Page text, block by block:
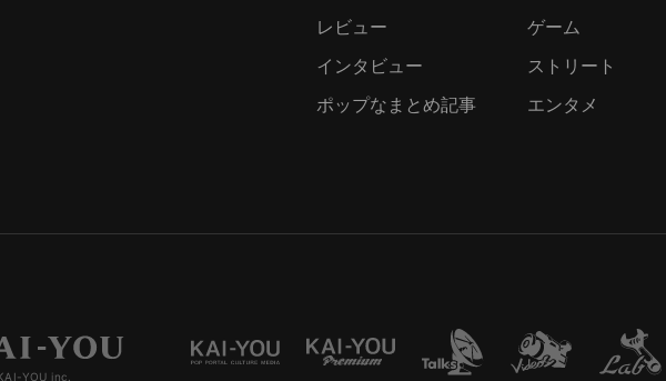
レビュー
インタビュー
ポップなまとめ記事
ゲーム
ストリート
エンタメ
YOU inc.